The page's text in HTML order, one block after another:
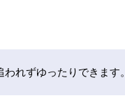
れずゆったりできます。